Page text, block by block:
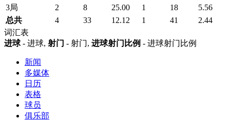
3局
2 8 25.00 1 18
5.56
总共
4 33 12.12 1 41
2.44
词汇表
进球- 进球, 射门 - 射门, 进球射门比例 - 进球射门比例
新闻
多媒体
日历
表格
球员
俱乐部